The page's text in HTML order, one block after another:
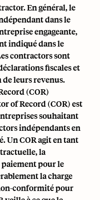
En général, le
dans le
engageante,
indiqué dans le
contractors sont
fiscales et
leurs revenus.
(COR)
of Record (COR) est
souhaitant
indépendants en
Un COR agit en tant
la
paiement pour le
la charge
conformité pour